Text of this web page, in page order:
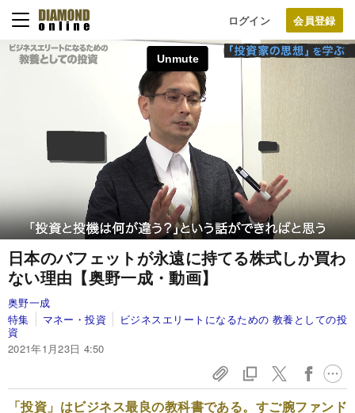
ログイン
日本のバフェットが永遠に持てる株式しか買わ
ない理由【奥野一成・動画】
奥野一成
特集
マネー・投資
ビジネスエリートになるための 教養としての投
資
2021年1月23日 4:50
「投資」はビジネス最良の教科書である。すご腕ファンド